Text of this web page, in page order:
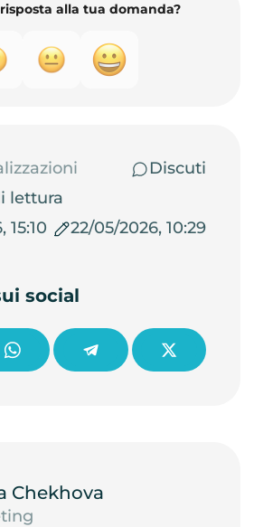
alla tua domanda?
Discuti
lettura
15:10
22/05/2026, 10:29
social
Chekhova